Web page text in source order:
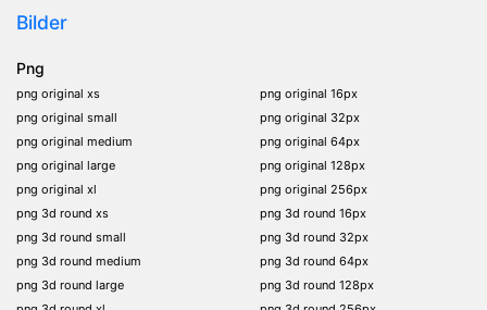
Bilder
Png
png original xs
png original small
png original medium
png original large
png original xl
png 3d round xs
png 3d round small
png 3d round medium
png 3d round large
png original 16px
png original 32px
png original 64px
png original 128px
png original 256px
png 3d round 16px
png 3d round 32px
png 3d round 64px
png 3d round 128px